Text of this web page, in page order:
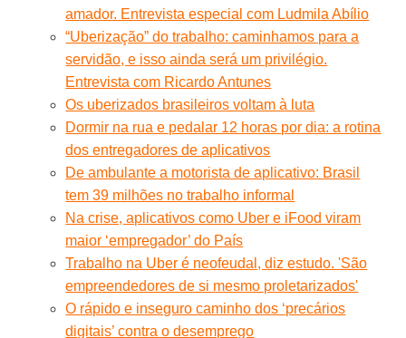
amador. Entrevista especial com Ludmila Abílio
“Uberização” do trabalho: caminhamos para a
servidão, e isso ainda será um privilégio.
Entrevista com Ricardo Antunes
Os uberizados brasileiros voltam à luta
Dormir na rua e pedalar 12 horas por dia: a rotina
dos entregadores de aplicativos
De ambulante a motorista de aplicativo: Brasil
tem 39 milhões no trabalho informal
Na crise, aplicativos como Uber e iFood viram
maior ‘empregador’ do País
Trabalho na Uber é neofeudal, diz estudo. 'São
empreendedores de si mesmo proletarizados'
O rápido e inseguro caminho dos ‘precários
digitais’ contra o desemprego